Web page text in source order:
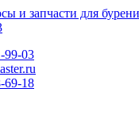
и запчасти для
99-03
69-18